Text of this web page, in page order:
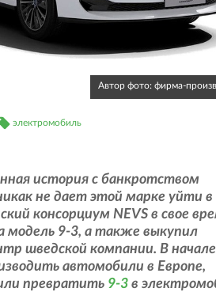
Автор фото: фирма-
электромобиль
история с банкротством
не дает этой марке уйти в
консорциум NEVS в свое
модель 9-3, а также выкупил
шведской компании. В начале
автомобили в Европе,
превратить 9-3 в